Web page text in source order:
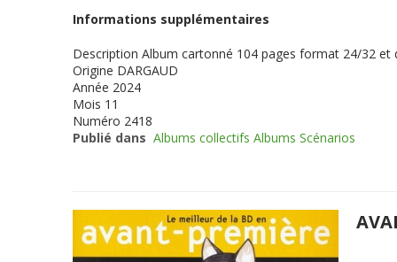
Informations supplémentaires
Description Album cartonné 104 pages format 24/32 et
Origine DARGAUD
Année 2024
Mois 11
Numéro 2418
Publié dans Albums collectifs Albums Scénarios